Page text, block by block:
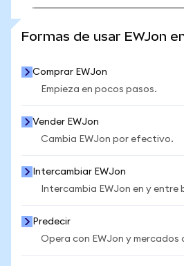
Formas de usar EWJon
Comprar EWJon
Empieza en pocos pasos.
Vender EWJon
Cambia EWJon por efectivo.
Intercambiar EWJon
Intercambia EWJon en y entre
Predecir
Opera con EWJon y